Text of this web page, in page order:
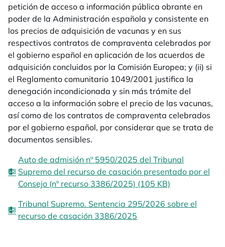
petición de acceso a información pública obrante en
poder de la Administración española y consistente en
los precios de adquisición de vacunas y en sus
respectivos contratos de compraventa celebrados por
el gobierno español en aplicación de los acuerdos de
adquisición concluidos por la Comisión Europea; y (ii) si
el Reglamento comunitario 1049/2001 justifica la
denegación incondicionada y sin más trámite del
acceso a la información sobre el precio de las vacunas,
así como de los contratos de compraventa celebrados
por el gobierno español, por considerar que se trata de
documentos sensibles.
Auto de admisión nº 5950/2025 del Tribunal
Supremo del recurso de casación presentado por el
Consejo (nº recurso 3386/2025) (105 KB)
Tribunal Supremo. Sentencia 295/2026 sobre el
recurso de casación 3386/2025